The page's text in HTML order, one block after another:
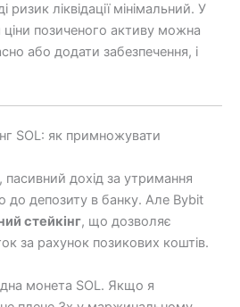
ризик ліквідації мінімальний. У
ціни позиченого активу можна
або додати забезпечення, і
SOL: як примножувати
пасивний дохід за утримання
до депозиту в банку. Але Bybit
стейкінг, що дозволяє
за рахунок позикових коштів.
монета SOL. Якщо я